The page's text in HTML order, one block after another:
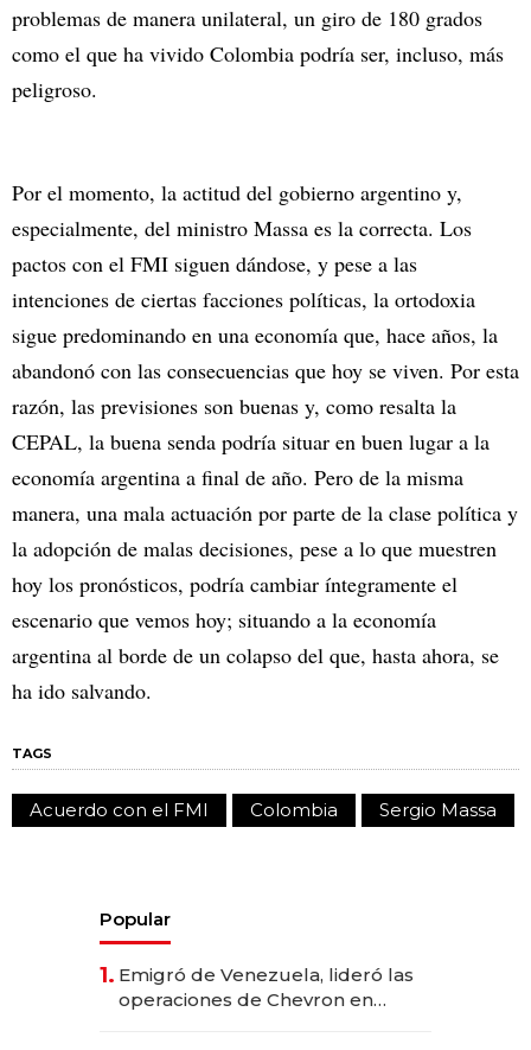
problemas de manera unilateral, un giro de 180 grados
como el que ha vivido Colombia podría ser, incluso, más
peligroso.
Por el momento, la actitud del gobierno argentino y,
especialmente, del ministro Massa es la correcta. Los
pactos con el FMI siguen dándose, y pese a las
intenciones de ciertas facciones políticas, la ortodoxia
sigue predominando en una economía que, hace años, la
abandonó con las consecuencias que hoy se viven. Por esta
razón, las previsiones son buenas y, como resalta la
CEPAL, la buena senda podría situar en buen lugar a la
economía argentina a final de año. Pero de la misma
manera, una mala actuación por parte de la clase política y
la adopción de malas decisiones, pese a lo que muestren
hoy los pronósticos, podría cambiar íntegramente el
escenario que vemos hoy; situando a la economía
argentina al borde de un colapso del que, hasta ahora, se
ha ido salvando.
TAGS
Acuerdo con el FMI Colombia Sergio Massa
Popular
1. Emigró de Venezuela, lideró las
operaciones de Chevron en